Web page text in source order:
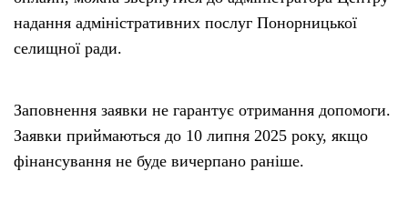
надання адміністративних послуг Понорницької
селищної ради.
Заповнення заявки не гарантує отримання допомоги.
Заявки приймаються до 10 липня 2025 року, якщо
фінансування не буде вичерпано раніше.